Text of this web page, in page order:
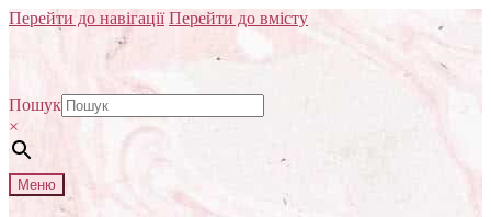
Перейти до навігації Перейти до вмісту
Пошук
×
Меню